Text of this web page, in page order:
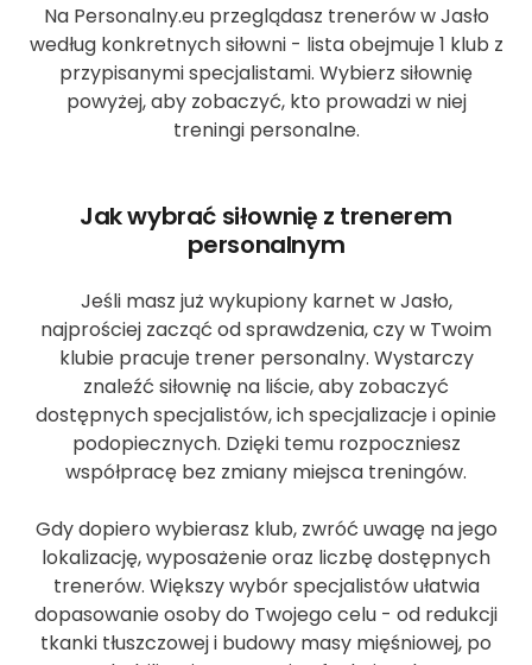
Na Personalny.eu przeglądasz trenerów w Jasło
według konkretnych siłowni - lista obejmuje 1 klub z
przypisanymi specjalistami. Wybierz siłownię
powyżej, aby zobaczyć, kto prowadzi w niej
treningi personalne.
Jak wybrać siłownię z trenerem
personalnym
Jeśli masz już wykupiony karnet w Jasło,
najprościej zacząć od sprawdzenia, czy w Twoim
klubie pracuje trener personalny. Wystarczy
znaleźć siłownię na liście, aby zobaczyć
dostępnych specjalistów, ich specjalizacje i opinie
podopiecznych. Dzięki temu rozpoczniesz
współpracę bez zmiany miejsca treningów.
Gdy dopiero wybierasz klub, zwróć uwagę na jego
lokalizację, wyposażenie oraz liczbę dostępnych
trenerów. Większy wybór specjalistów ułatwia
dopasowanie osoby do Twojego celu - od redukcji
tkanki tłuszczowej i budowy masy mięśniowej, po